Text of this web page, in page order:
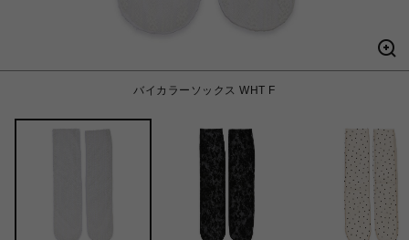
バイカラーソックス WHT F